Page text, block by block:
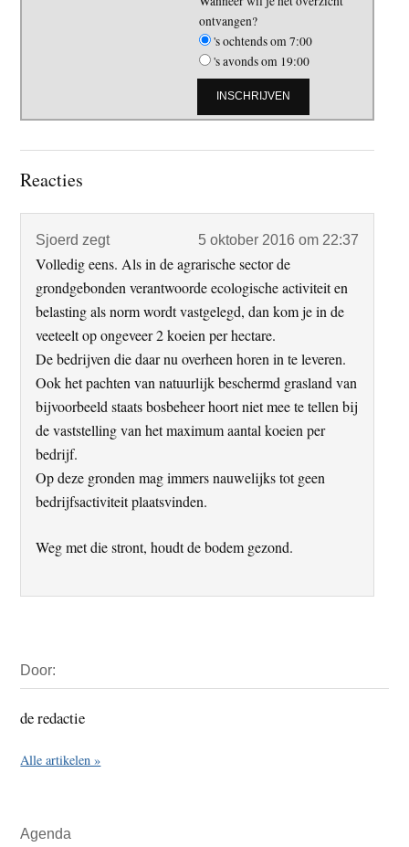
ontvangen?
's ochtends om 7:00
's avonds om 19:00
Lees
Reacties
Sjoerd zegt 5 oktober 2016 om 22:37
Volledig eens. Als in de agrarische sector de
grondgebonden verantwoorde ecologische activiteit en
belasting als norm wordt vastgelegd, dan kom je in de
veeteelt op ongeveer 2 koeien per hectare.
De bedrijven die daar nu overheen horen in te leveren.
Ook het pachten van natuurlijk beschermd grasland van
bijvoorbeeld staats bosbeheer hoort niet mee te tellen bij
de vaststelling van het maximum aantal koeien per
bedrijf.
Op deze gronden mag immers nauwelijks tot geen
bedrijfsactiviteit plaatsvinden.
Weg met die stront, houdt de bodem gezond.
Sidebar
Door:
de redactie
Alle artikelen »
Agenda